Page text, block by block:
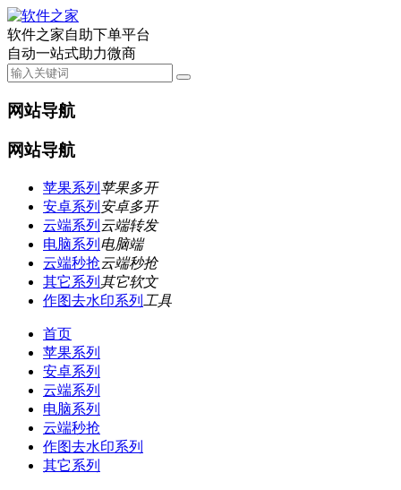
软件之家自助下单平台
自动一站式助力微商
网站导航
网站导航
苹果系列 苹果多开
安卓系列 安卓多开
云端系列 云端转发
电脑系列 电脑端
云端秒抢云端秒抢
其它系列 其它软文
作图去水印系列 工具
首页
苹果系列
安卓系列
云端系列
电脑系列
云端秒抢
作图去水印系列
其它系列